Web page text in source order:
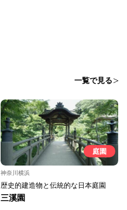
一覧で見る
庭園
神奈川横浜
歴史的建造物と伝統的な日本庭園
三溪園